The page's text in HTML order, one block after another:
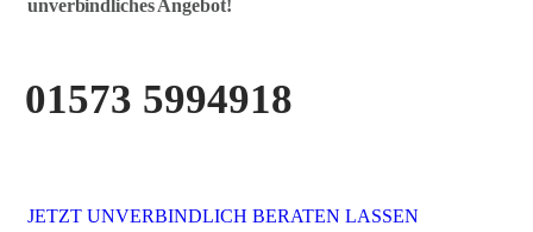
unverbindliches Angebot!
01573 5994918
JETZT UNVERBINDLICH BERATEN LASSEN